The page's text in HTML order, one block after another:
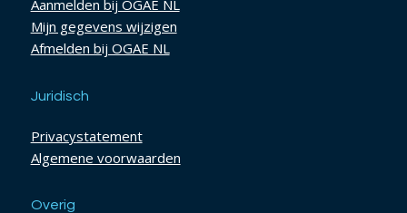
Aanmelden bij OGAE NL
Mijn gegevens wijzigen
Afmelden bij OGAE NL
Juridisch
Privacystatement
Algemene voorwaarden
Overig